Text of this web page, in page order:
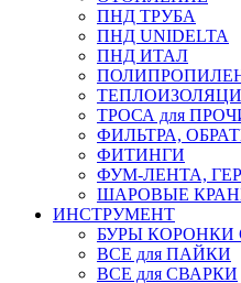
ПНД ТРУБА
ПНД UNIDELTA
ПНД ИТАЛ
ПОЛИПРОПИЛЕН
ТРОСА для
ФИЛЬТРА,
ФИТИНГИ
ФУМ-ЛЕНТА,
ШАРОВЫЕ
ИНСТРУМЕНТ
БУРЫ КОРОНКИ
ВСЕ для ПАЙКИ
ВСЕ для СВАРКИ